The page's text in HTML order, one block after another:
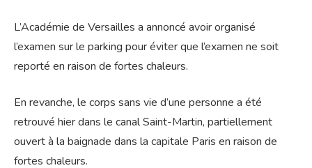
L’Académie de Versailles a annoncé avoir organisé
l’examen sur le parking pour éviter que l’examen ne soit
reporté en raison de fortes chaleurs.
En revanche, le corps sans vie d’une personne a été
retrouvé hier dans le canal Saint-Martin, partiellement
ouvert à la baignade dans la capitale Paris en raison de
fortes chaleurs.